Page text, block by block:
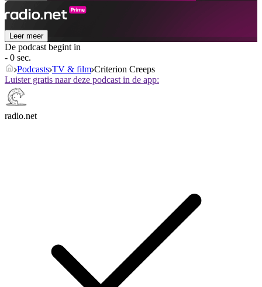
Leer meer
De podcast begint in
- 0 sec.
Podcasts TV & film Criterion Creeps
Luister gratis naar deze podcast in de app:
radio.net